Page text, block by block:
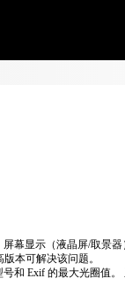
幕显示（液晶屏/取景器
本可解决该问题。
和 Exif 的最大光圈值。